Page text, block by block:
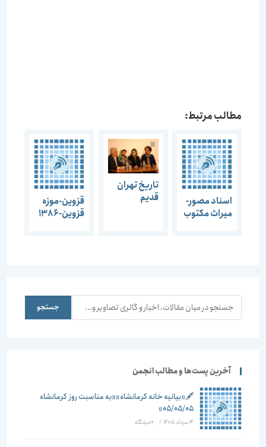
مطالب مرتبط:
اسناد مصور-
میراث مکتوب
تاریخ تهران
قدیم
قزوین-موزه
قزوین-1386
جستجو جستجو
آخرین پست‌ها و مطالب انجمن
🖋️«بیانیه خانه کرمانشاه»«به مناسبت روز کرمانشاه
۰۵/۰۵/۰۵»
14 مرداد 1405 / ۰ دیدگاه